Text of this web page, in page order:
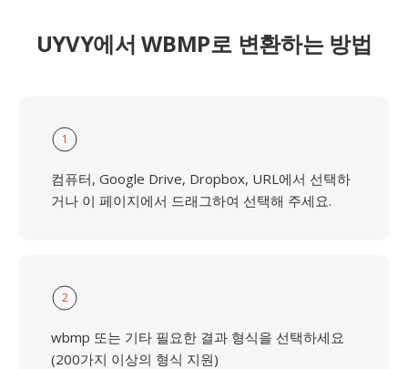
UYVY에서 WBMP로 변환하는 방법
1
컴퓨터, Google Drive, Dropbox, URL에서 선택하
거나 이 페이지에서 드래그하여 선택해 주세요.
2
wbmp 또는 기타 필요한 결과 형식을 선택하세요
(200가지 이상의 형식 지원)